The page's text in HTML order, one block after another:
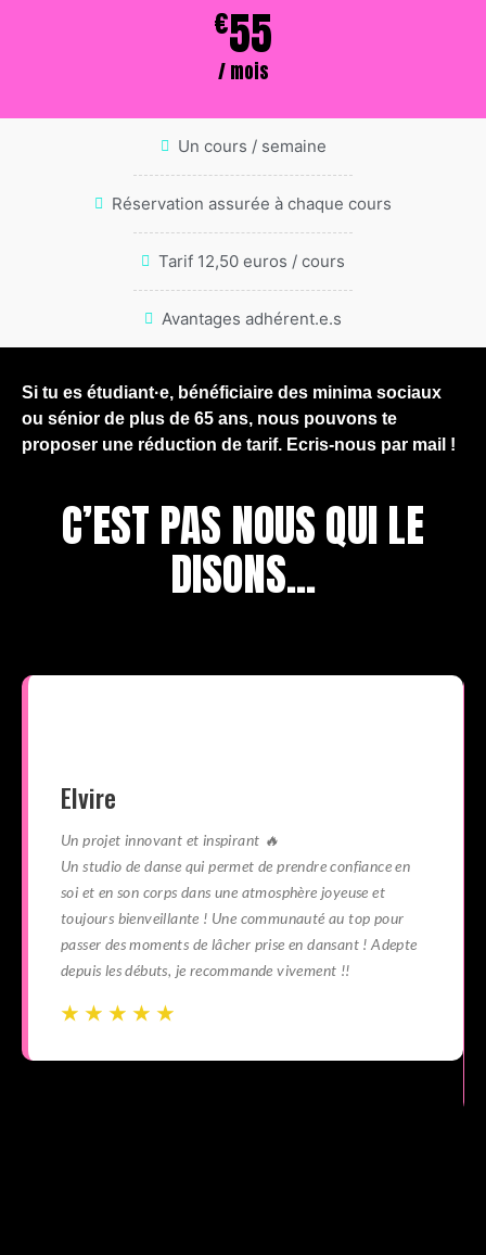
€55
/ mois
Un cours / semaine
Réservation assurée à chaque cours
Tarif 12,50 euros / cours
Avantages adhérent.e.s
Si tu es étudiant·e, bénéficiaire des minima sociaux
ou sénior de plus de 65 ans, nous pouvons te
proposer une réduction de tarif. Ecris-nous par mail !
C’EST PAS NOUS QUI LE
DISONS...
Elvire
Un projet innovant et inspirant 🔥
Un studio de danse qui permet de prendre confiance en
soi et en son corps dans une atmosphère joyeuse et
toujours bienveillante ! Une communauté au top pour
passer des moments de lâcher prise en dansant ! Adepte
depuis les débuts, je recommande vivement !!
☆ ☆ ☆ ☆ ☆